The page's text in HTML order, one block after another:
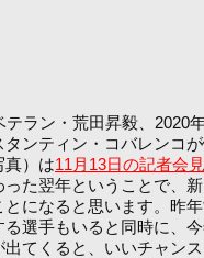
ラン・荒田昇毅、2020
タンティン・コバレンコ
真）は11月13日の記者会見
た翌年ということで、
になると思います。昨
る選手もいると同時に、
てくると、いいチャン